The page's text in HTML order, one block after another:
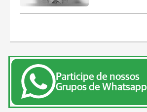
Participe de nossos
Grupos de Whatsapp